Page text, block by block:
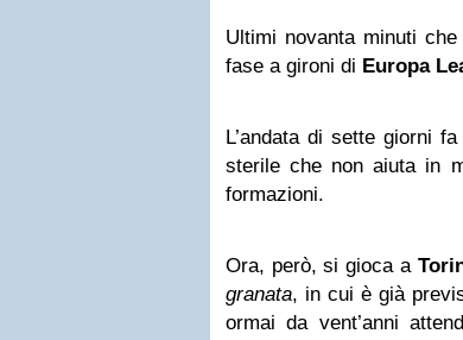
Ultimi novanta minuti
fase a gironi di Europa
L’andata di sette giorni
sterile che non aiuta in
formazioni.
Ora, però, si gioca a
granata, in cui è già
ormai da vent’anni